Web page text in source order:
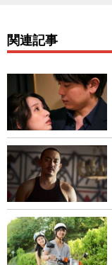
関連記事